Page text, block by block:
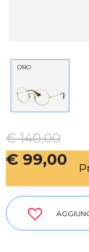
ORO
€ 140,00
€ 99,00